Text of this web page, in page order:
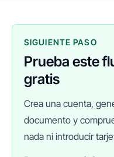
SIGUIENTE PASO
Prueba este
gratis
Crea una cuenta,
documento y
nada ni introducir